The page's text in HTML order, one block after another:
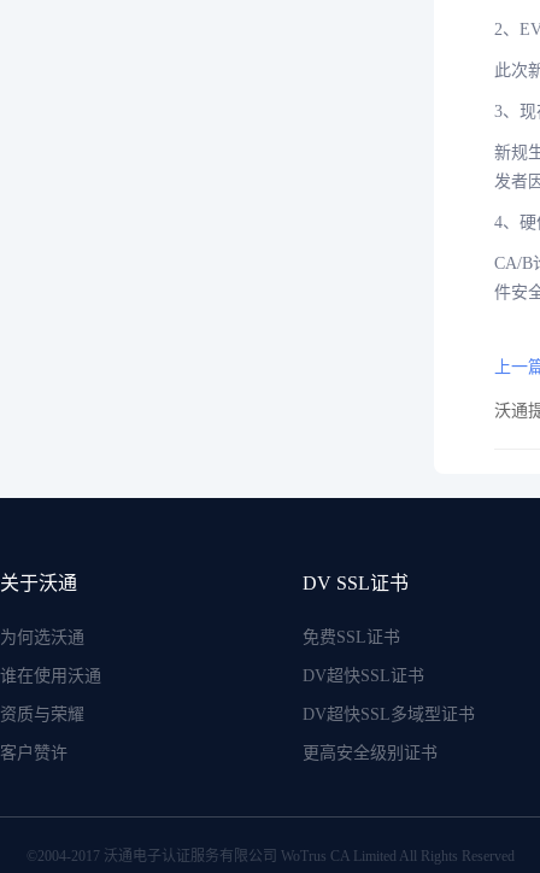
2、
此次
3、现
新规
发者
4、
CA/B
件安
上一
沃通
关于沃通
为何选沃通
谁在使用沃通
资质与荣耀
客户赞许
DV SSL证书
免费SSL证书
DV超快SSL证书
DV超快SSL多域型证书
更高安全级别证书
©2004-2017 沃通电子认证服务有限公司 WoTrus CA Limited All Rights Reserved